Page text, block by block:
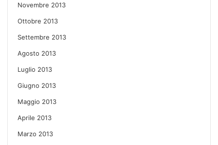
Novembre 2013
Ottobre 2013
Settembre 2013
Agosto 2013
Luglio 2013
Giugno 2013
Maggio 2013
Aprile 2013
Marzo 2013